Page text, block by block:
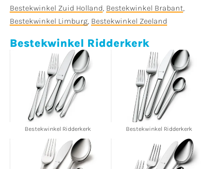
Bestekwinkel Zuid Holland, Bestekwinkel Brabant,
Bestekwinkel Limburg, Bestekwinkel Zeeland
Bestekwinkel Ridderkerk
Bestekwinkel Ridderkerk Bestekwinkel Ridderkerk